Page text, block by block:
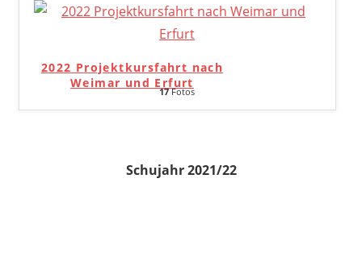
2022 Projektkursfahrt nach
Weimar und Erfurt
17Fotos
Schujahr 2021/22